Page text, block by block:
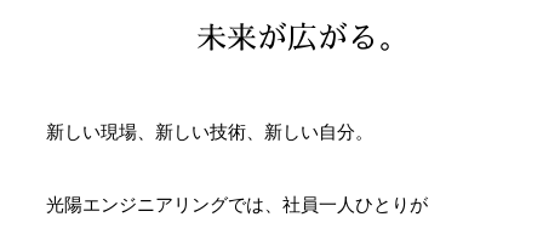
未来が広がる。
新しい現場、 新しい技術、 新しい自分。
光陽エンジニアリングでは、 社員一人ひとりが